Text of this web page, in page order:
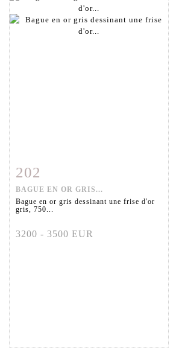
Fiche détaillée
202
BAGUE EN OR GRIS...
Bague en or gris dessinant une frise d'or
gris, 750...
3200 - 3500 EUR